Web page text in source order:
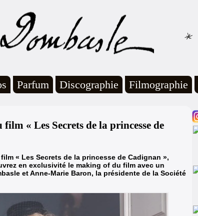
Parfum Discographie Filmographie
« Les Secrets de la princesse de
« Les Secrets de la princesse de Cadignan »,
en exclusivité le making of du film avec un
et Anne-Marie Baron, la présidente de la Société